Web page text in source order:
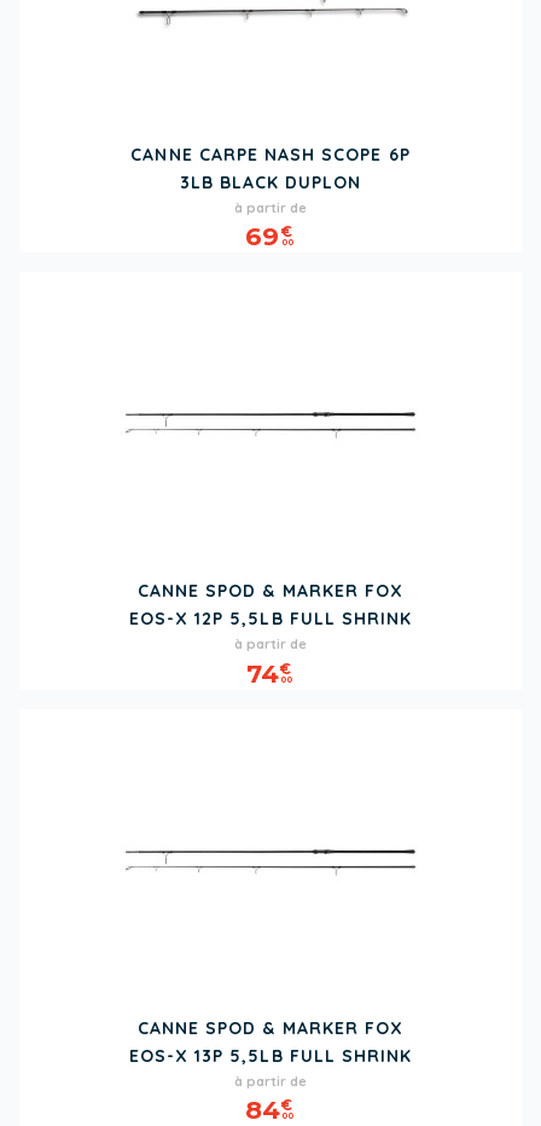
CANNE CARPE NASH SCOPE 6P
3LB BLACK DUPLON
Prix
à partir de
69€
00
CANNE SPOD & MARKER FOX
EOS-X 12P 5,5LB FULL SHRINK
Prix
à partir de
74€
00
CANNE SPOD & MARKER FOX
EOS-X 13P 5,5LB FULL SHRINK
Prix
à partir de
84€
00